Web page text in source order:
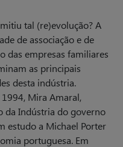
tal (re)evolução? A
de associação e de
das empresas familiares
as principais
desta indústria.
1994, Mira Amaral,
da Indústria do governo
estudo a Michael Porter
portuguesa. Em